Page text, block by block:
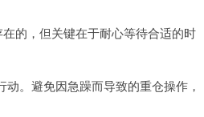
的，但关键在于耐心等待合适的时
。避免因急躁而导致的重仓操作，